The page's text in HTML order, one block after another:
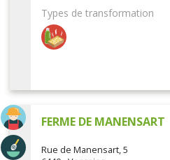
Types de transformation
FERME DE MANENSART
Rue de Manensart, 5